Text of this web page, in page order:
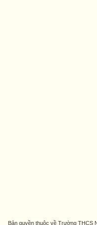
Bản quyền thuộc về Trường THCS